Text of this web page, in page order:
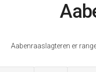
Aabenraaslagteren er